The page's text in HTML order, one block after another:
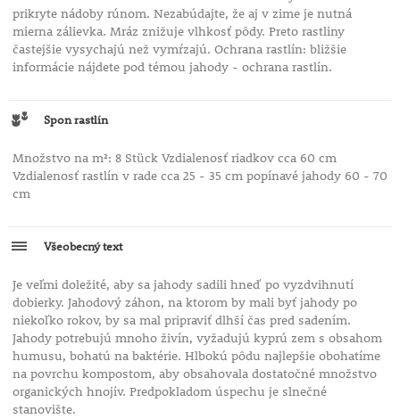
prikryte nádoby rúnom. Nezabúdajte, že aj v zime je nutná
mierna zálievka. Mráz znižuje vlhkosť pôdy. Preto rastliny
častejšie vysychajú než vymŕzajú. Ochrana rastlín: bližšie
informácie nájdete pod témou jahody - ochrana rastlín.
Spon rastlín
Množstvo na m²: 8 Stück Vzdialenosť riadkov cca 60 cm
Vzdialenosť rastlín v rade cca 25 - 35 cm popínavé jahody 60 - 70
cm
Všeobecný text
Je veľmi doležité, aby sa jahody sadili hneď po vyzdvihnutí
dobierky. Jahodový záhon, na ktorom by mali byť jahody po
niekoľko rokov, by sa mal pripraviť dlhší čas pred sadením.
Jahody potrebujú mnoho živín, vyžadujú kyprú zem s obsahom
humusu, bohatú na baktérie. Hlbokú pôdu najlepšie obohatíme
na povrchu kompostom, aby obsahovala dostatočné množstvo
organických hnojív. Predpokladom úspechu je slnečné
stanovište.